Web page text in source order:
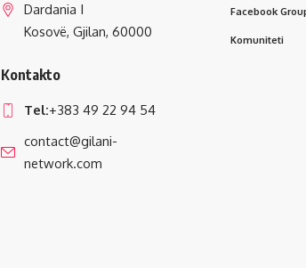
Dardania I
Kosovë, Gjilan, 60000
Kontakto
Tel:+383 49 22 94 54
contact@gilani-
network.com
Facebook
Komuniteti